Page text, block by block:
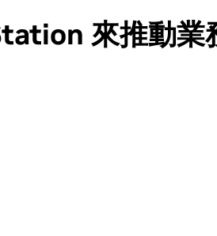
來推動業